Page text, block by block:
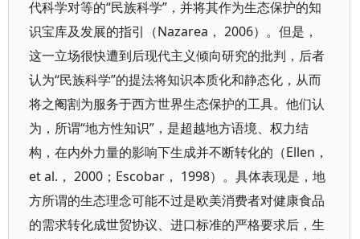
代科学对等的“民族科学”，并将其作为生态保护的知
识宝库及发展的指引（Nazarea， 2006）。但是，
这一立场很快遭到后现代主义倾向研究的批判，后者
认为“民族科学”的提法将知识本质化和静态化，从而
将之阉割为服务于西方世界生态保护的工具。他们认
为，所谓“地方性知识”，是超越地方语境、权力结
构，在内外力量的影响下生成并不断转化的（Ellen，
et al.， 2000；Escobar， 1998）。具体表现是，地
方所谓的生态理念可能不过是欧美消费者对健康食品
的需求转化成世贸协议、进口标准的严格要求后，生